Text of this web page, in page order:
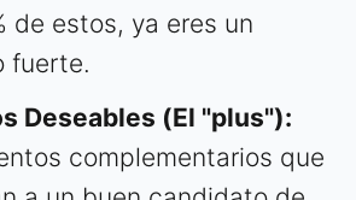
de estos, ya eres un
fuerte.
Deseables (El "plus"):
complementarios que